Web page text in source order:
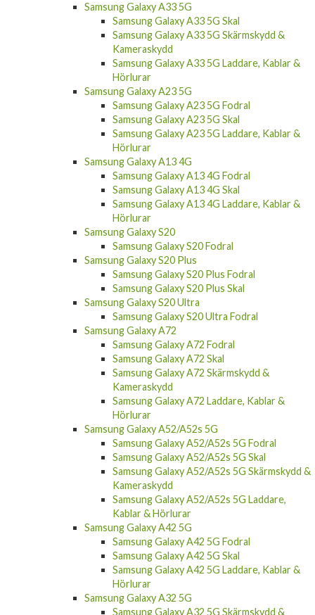
Samsung Galaxy A33 5G
Samsung Galaxy A33 5G Skal
Samsung Galaxy A33 5G Skärmskydd &
Kameraskydd
Samsung Galaxy A33 5G Laddare, Kablar &
Hörlurar
Samsung Galaxy A23 5G
Samsung Galaxy A23 5G Fodral
Samsung Galaxy A23 5G Skal
Samsung Galaxy A23 5G Laddare, Kablar &
Hörlurar
Samsung Galaxy A13 4G
Samsung Galaxy A13 4G Fodral
Samsung Galaxy A13 4G Skal
Samsung Galaxy A13 4G Laddare, Kablar &
Hörlurar
Samsung Galaxy S20
Samsung Galaxy S20 Fodral
Samsung Galaxy S20 Plus
Samsung Galaxy S20 Plus Fodral
Samsung Galaxy S20 Plus Skal
Samsung Galaxy S20 Ultra
Samsung Galaxy S20 Ultra Fodral
Samsung Galaxy A72
Samsung Galaxy A72 Fodral
Samsung Galaxy A72 Skal
Samsung Galaxy A72 Skärmskydd &
Kameraskydd
Samsung Galaxy A72 Laddare, Kablar &
Hörlurar
Samsung Galaxy A52/A52s 5G
Samsung Galaxy A52/A52s 5G Fodral
Samsung Galaxy A52/A52s 5G Skal
Samsung Galaxy A52/A52s 5G Skärmskydd &
Kameraskydd
Samsung Galaxy A52/A52s 5G Laddare,
Kablar & Hörlurar
Samsung Galaxy A42 5G
Samsung Galaxy A42 5G Fodral
Samsung Galaxy A42 5G Skal
Samsung Galaxy A42 5G Laddare, Kablar &
Hörlurar
Samsung Galaxy A32 5G
Samsung Galaxy A32 5G Skärmskydd &